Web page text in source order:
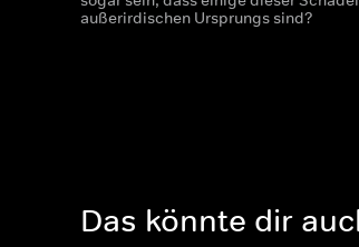
außerirdischen Ursprungs sind?
Das könnte dir